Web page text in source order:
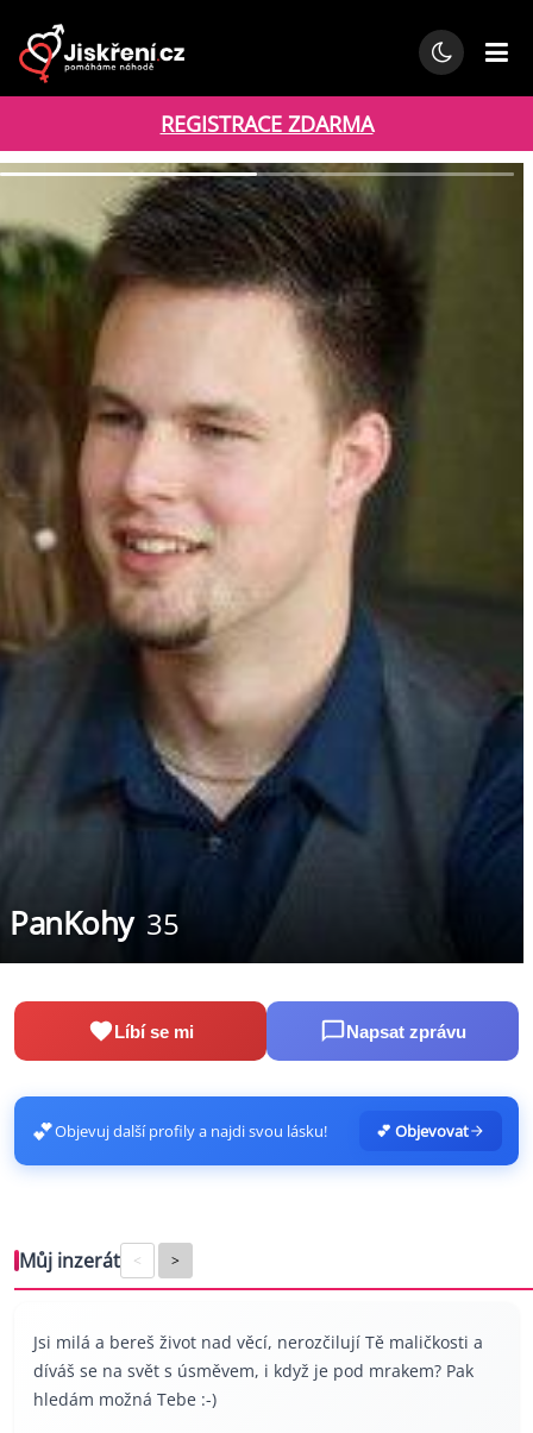
REGISTRACE ZDARMA
PanKohy 35
Líbí se mi Napsat zprávu
💕Objevuj další profily a najdi svou lásku! 💕 Objevovat
Můj inzerát < >
Jsi milá a bereš život nad věcí, nerozčilují Tě maličkosti a
díváš se na svět s úsměvem, i když je pod mrakem? Pak
hledám možná Tebe :-)